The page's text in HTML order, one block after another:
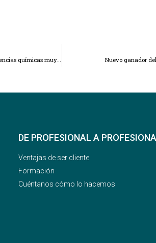
Nuevo ganador
DE PROFESIONAL A
Ventajas de ser cliente
Formación
Cuéntanos cómo lo hacemos